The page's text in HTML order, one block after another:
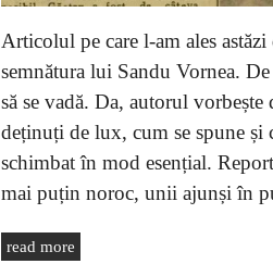
Articolul pe care l-am ales
semnătura lui Sandu Vornea.
să se vadă. Da, autorul
deținuți de lux, cum se spune și
schimbat în mod esențial.
mai puțin noroc, unii ajunși în
read more